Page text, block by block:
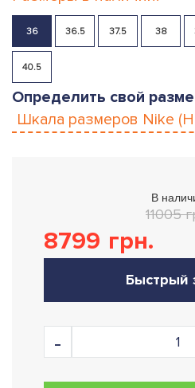
36 36.5 37.5 38
40.5
Определить свой
Шкала размеров Nike
В
11005
8799 грн.
Быстрый